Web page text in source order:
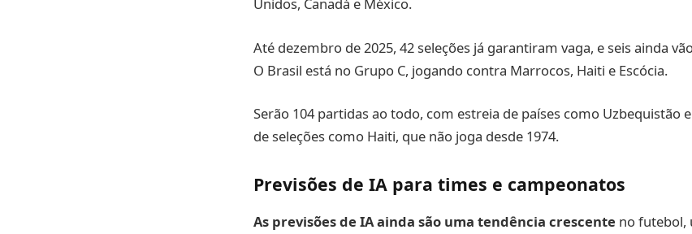
Unidos, Canadá e México.
Até dezembro de 2025, 42 seleções já garantiram vaga, e seis ainda
O Brasil está no Grupo C, jogando contra Marrocos, Haiti e Escócia.
Serão 104 partidas ao todo, com estreia de países como Uzbequistão
de seleções como Haiti, que não joga desde 1974.
Previsões de IA para times e campeonatos
As previsões de IA ainda são uma tendência crescente no futebol,